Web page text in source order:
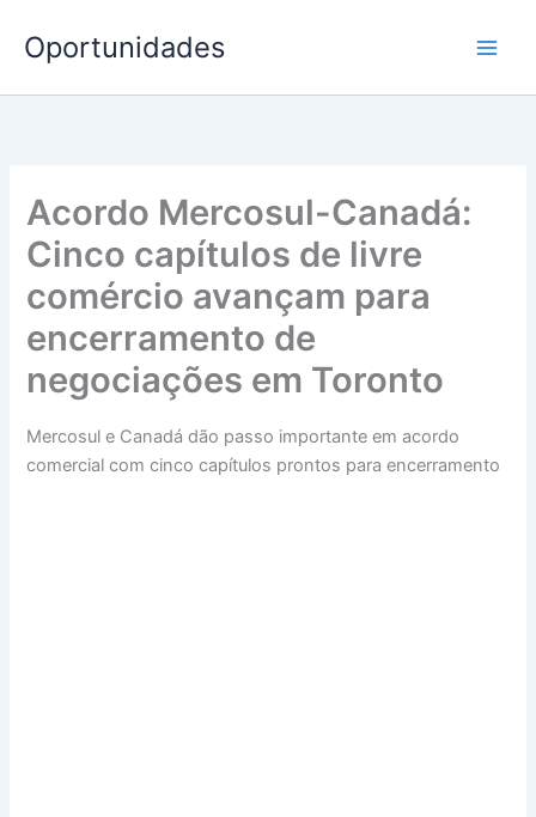
para
conteúdo
Oportunidades
Acordo Mercosul-Canadá:
Cinco capítulos de livre
comércio avançam para
encerramento de
negociações em Toronto
Mercosul e Canadá dão passo importante em acordo
comercial com cinco capítulos prontos para encerramento